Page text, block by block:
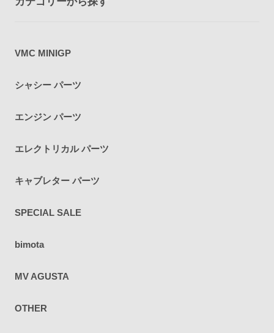
VMC MINIGP
シャシー パーツ
エンジン パーツ
エレクトリカル パーツ
キャブレター パーツ
SPECIAL SALE
bimota
MV AGUSTA
OTHER